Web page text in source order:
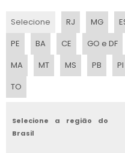
Selecione RJ MG
PE
BA CE GO e DF
MA
MT MS PB PI
TO
Selecione a região do
Brasil